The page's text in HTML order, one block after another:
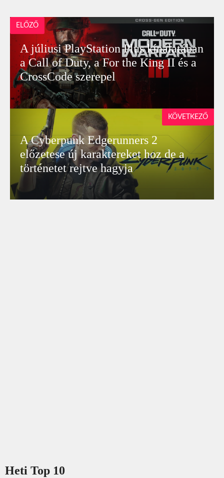
ELŐZŐ
A júliusi PlayStation Plus kínálatában
a Call of Duty, a For the King II és a
CrossCode szerepel
A Cyberpunk Edgerunners 2
előzetese új karaktereket hoz de a
történetet rejtve hagyja
KÖVETKEZŐ
Heti Top 10